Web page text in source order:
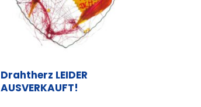
Drahtherz LEIDER
AUSVERKAUFT!